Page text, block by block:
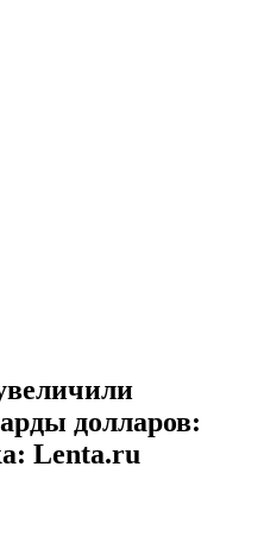
долларов:
Lenta.ru